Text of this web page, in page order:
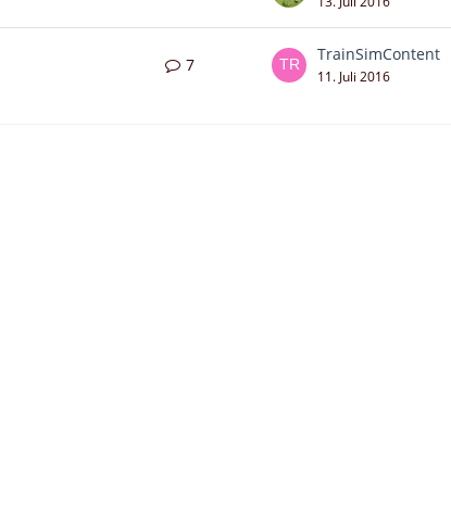
7
TrainSimContent
11. Juli 2016